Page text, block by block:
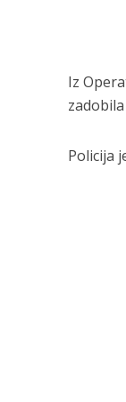
Iz
Policija